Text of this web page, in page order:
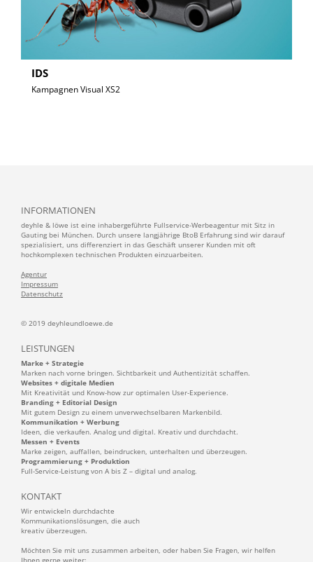
IDS
Kampagnen Visual XS2
INFORMATIONEN
deyhle & löwe ist eine inhabergeführte Fullservice-Werbeagentur mit Sitz in
Gauting bei München. Durch unsere langjährige BtoB Erfahrung sind wir darauf
spezialisiert, uns differenziert in das Geschäft unserer Kunden mit oft
hochkomplexen technischen Produkten einzuarbeiten.
Agentur
Impressum
Datenschutz
© 2019 deyhleundloewe.de
LEISTUNGEN
Marke + Strategie
Marken nach vorne bringen. Sichtbarkeit und Authentizität schaffen.
Websites + digitale Medien
Mit Kreativität und Know-how zur optimalen User-Experience.
Branding + Editorial Design
Mit gutem Design zu einem unverwechselbaren Markenbild.
Kommunikation + Werbung
Ideen, die verkaufen. Analog und digital. Kreativ und durchdacht.
Messen + Events
Marke zeigen, auffallen, beindrucken, unterhalten und überzeugen.
Programmierung + Produktion
Full-Service-Leistung von A bis Z – digital und analog.
KONTAKT
Wir entwickeln durchdachte
Kommunikationslösungen, die auch
kreativ überzeugen.
Möchten Sie mit uns zusammen arbeiten, oder haben Sie Fragen, wir helfen
Ihnen gerne weiter: